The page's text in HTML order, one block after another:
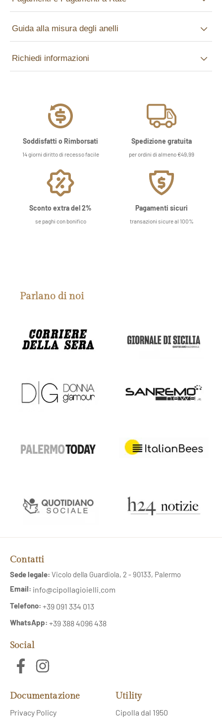
Guida alla misura degli anelli
Richiedi informazioni
Soddisfatti o Rimborsati
14 giorni diritto di recesso facile
Spedizione gratuita
per ordini di almeno €49,99
Sconto extra del 2%
se paghi con bonifico
Pagamenti sicuri
transazioni sicure al 100%
Parlano di noi
Contatti
Sede legale: Vicolo della Guardiola, 2 - 90133, Palermo
Email: info@cipollagioielli.com
Telefono: +39 091 334 013
WhatsApp: +39 388 4096 438
Social
Documentazione
Privacy Policy
Utility
Cipolla dal 1950